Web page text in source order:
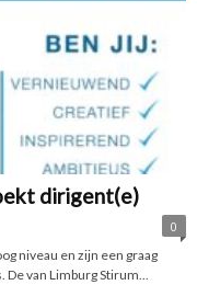
dirigent(e)
0
niveau en zijn een graag
De van Limburg Stirum...